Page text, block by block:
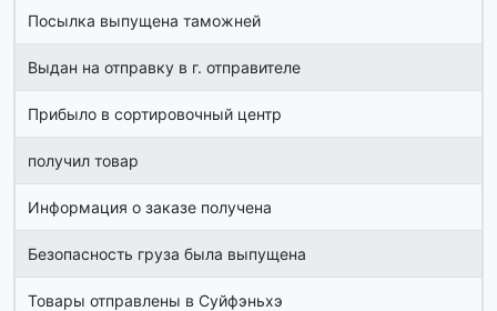
Посылка выпущена таможней
Выдан на отправку в г. отправителе
Прибыло в сортировочный центр
получил товар
Информация о заказе получена
Безопасность груза была выпущена
Товары отправлены в Суйфэньхэ